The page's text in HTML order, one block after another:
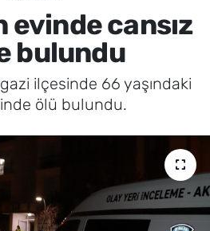
evinde cansız
bulundu
ilçesinde 66 yaşındaki
ölü bulundu.